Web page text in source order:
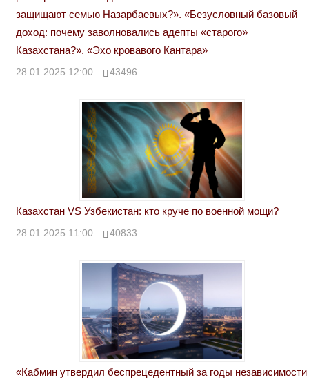
защищают семью Назарбаевых?». «Безусловный базовый
доход: почему заволновались адепты «старого»
Казахстана?». «Эхо кровавого Кантара»
28.01.2025 12:00 43496
Казахстан VS Узбекистан: кто круче по военной мощи?
28.01.2025 11:00 40833
«Кабмин утвердил беспрецедентный за годы независимости